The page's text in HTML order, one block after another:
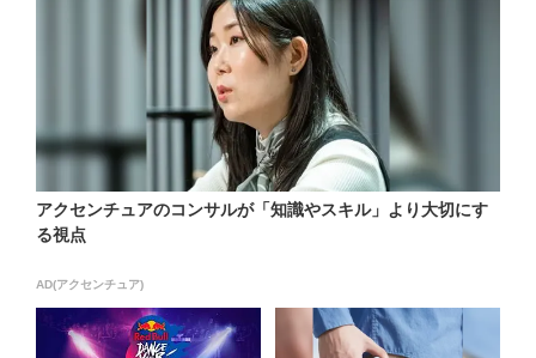
アクセンチュアのコンサルが「知識やスキル」より大切にす
る視点
AD(アクセンチュア)